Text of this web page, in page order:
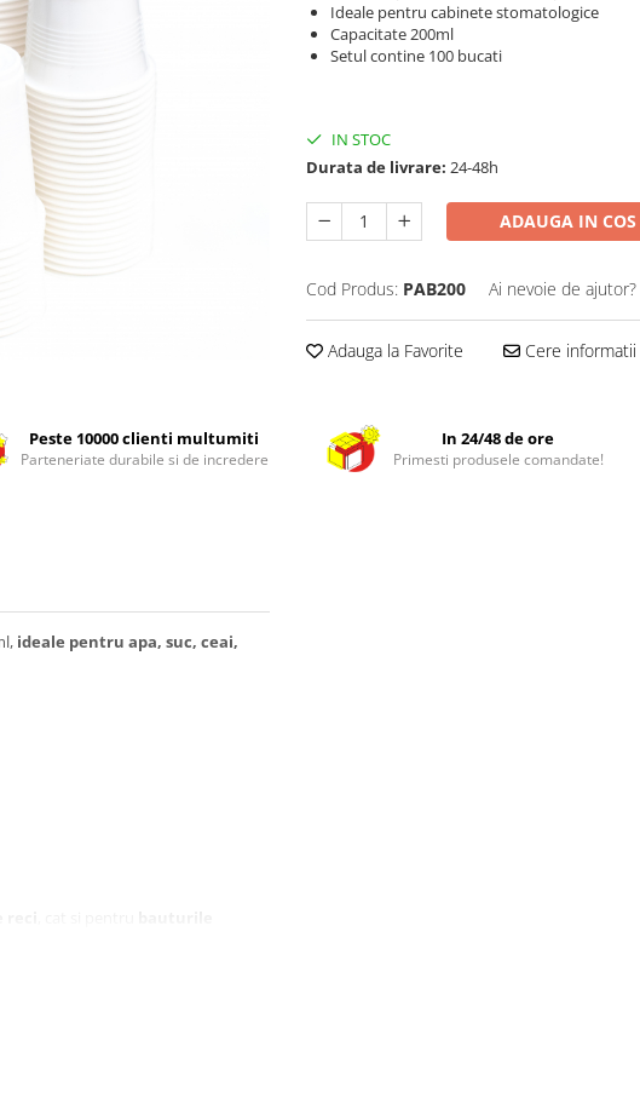
Ideale pentru cabinete stomatologice
Capacitate 200ml
Setul contine 100 bucati
IN STOC
Durata de livrare: 24-48h
ADAUGA IN COS
Cod Produs: PAB200 Ai nevoie de ajutor?
Adauga la Favorite Cere informatii
Peste 10000 clienti multumiti
Parteneriate durabile si de incredere
In 24/48 de ore
Primesti produsele comandate!
ideale pentru apa, suc, ceai,
cu lichidul cald.
Trading Distribution!